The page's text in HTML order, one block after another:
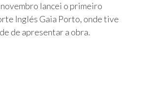
lancei o primeiro
Inglés Gaia Porto, onde tive
de apresentar a obra.